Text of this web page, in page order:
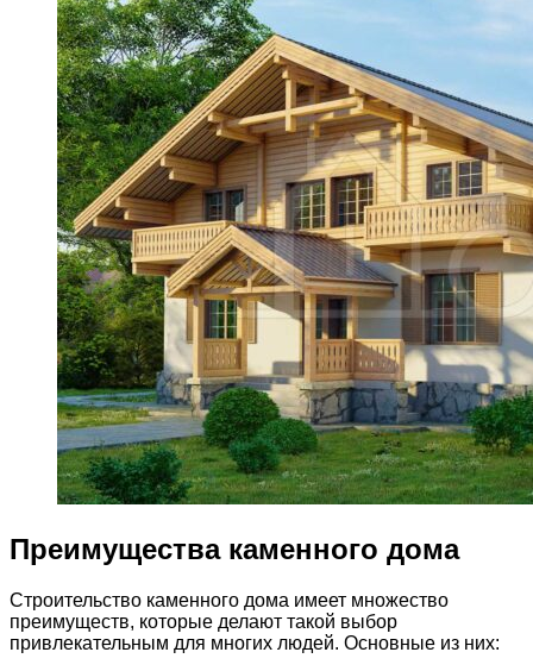
Преимущества каменного дома
Строительство каменного дома имеет множество
преимуществ, которые делают такой выбор
привлекательным для многих людей. Основные из них: